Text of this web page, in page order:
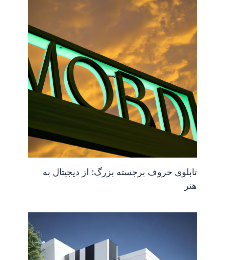
تابلوی حروف برجسته بزرگ: از دیجیتال به
هنر